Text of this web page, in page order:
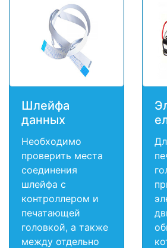
Шлейфа
данных
Необходимо
проверить места
соединения
шлейфа с
контроллером и
печатающей
головкой, а также
между отдельно